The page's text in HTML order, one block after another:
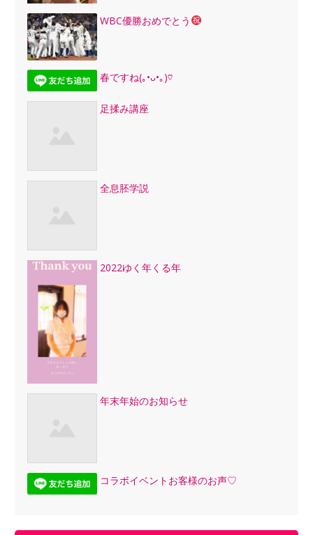
WBC優勝おめでとう
春ですね(｡•ᴗ•｡)♡
足揉み講座
全息胚学説
2022ゆく年くる年
年末年始のお知らせ
コラボイベントお客様のお声♡